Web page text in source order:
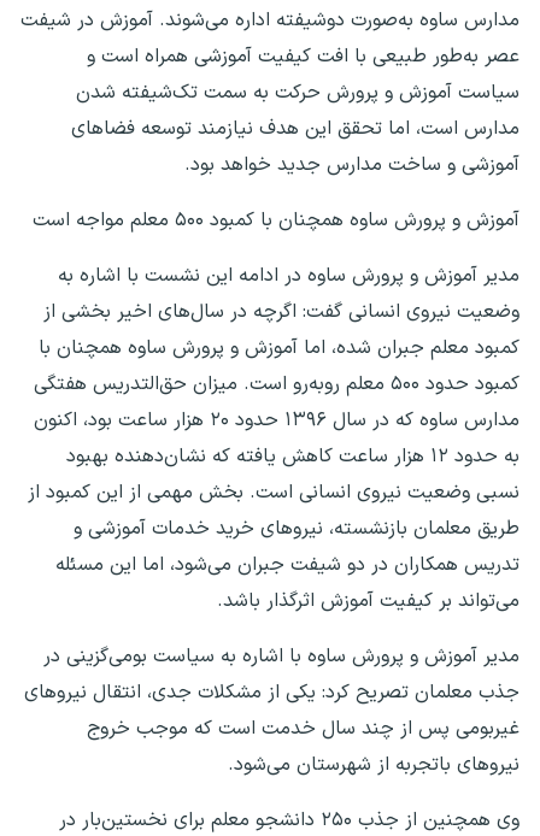
مدارس ساوه به‌صورت دوشیفته اداره می‌شوند. آموزش در شیفت
عصر به‌طور طبیعی با افت کیفیت آموزشی همراه است و
سیاست آموزش و پرورش حرکت به سمت تک‌شیفته شدن
مدارس است، اما تحقق این هدف نیازمند توسعه فضاهای
آموزشی و ساخت مدارس جدید خواهد بود.
آموزش و پرورش ساوه همچنان با کمبود ۵۰۰ معلم مواجه است
مدیر آموزش و پرورش ساوه در ادامه این نشست با اشاره به
وضعیت نیروی انسانی گفت: اگرچه در سال‌های اخیر بخشی از
کمبود معلم جبران شده، اما آموزش و پرورش ساوه همچنان با
کمبود حدود ۵۰۰ معلم روبه‌رو است. میزان حق‌التدریس هفتگی
مدارس ساوه که در سال ۱۳۹۶ حدود ۲۰ هزار ساعت بود، اکنون
به حدود ۱۲ هزار ساعت کاهش یافته که نشان‌دهنده بهبود
نسبی وضعیت نیروی انسانی است. بخش مهمی از این کمبود از
طریق معلمان بازنشسته، نیروهای خرید خدمات آموزشی و
تدریس همکاران در دو شیفت جبران می‌شود، اما این مسئله
می‌تواند بر کیفیت آموزش اثرگذار باشد.
مدیر آموزش و پرورش ساوه با اشاره به سیاست بومی‌گزینی در
جذب معلمان تصریح کرد: یکی از مشکلات جدی، انتقال نیروهای
غیربومی پس از چند سال خدمت است که موجب خروج
نیروهای باتجربه از شهرستان می‌شود.
وی همچنین از جذب ۲۵۰ دانشجو معلم برای نخستین‌بار در